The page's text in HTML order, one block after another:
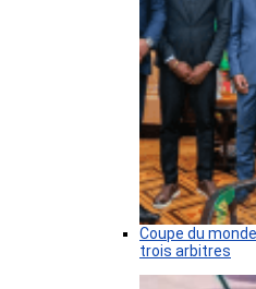
Coupe du
trois arbitres